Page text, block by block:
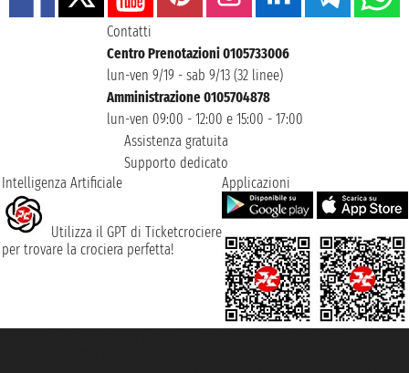
Contatti
Centro Prenotazioni 0105733006
lun-ven 9/19 - sab 9/13 (32 linee)
Amministrazione 0105704878
lun-ven 09:00 - 12:00 e 15:00 - 17:00
Assistenza gratuita
Supporto dedicato
Intelligenza Artificiale
Utilizza il GPT di Ticketcrociere
per trovare la crociera perfetta!
Applicazioni